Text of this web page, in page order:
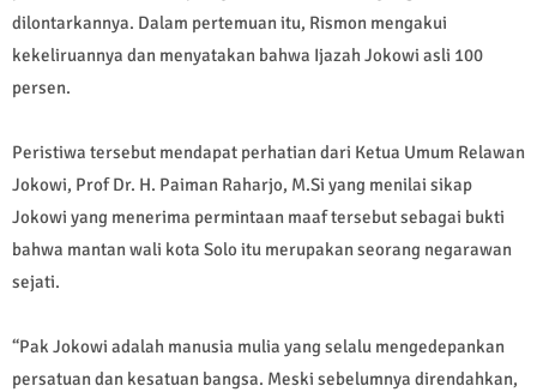
dilontarkannya. Dalam pertemuan itu, Rismon mengakui
kekeliruannya dan menyatakan bahwa Ijazah Jokowi asli 100
persen.
Peristiwa tersebut mendapat perhatian dari Ketua Umum Relawan
Jokowi, Prof Dr. H. Paiman Raharjo, M.Si yang menilai sikap
Jokowi yang menerima permintaan maaf tersebut sebagai bukti
bahwa mantan wali kota Solo itu merupakan seorang negarawan
sejati.
“Pak Jokowi adalah manusia mulia yang selalu mengedepankan
persatuan dan kesatuan bangsa. Meski sebelumnya direndahkan,